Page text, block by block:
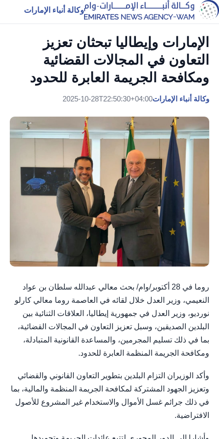
وكالة أنباء الإمارات
الإمارات وإيطاليا تبحثان تعزيز
التعاون في المجالات القضائية
ومكافحة الجريمة العابرة للحدود
وكالة أنباء الإمارات2025-10-28T22:50:30+04:00
روما في 28 أكتوبر/وام/ بحث معالي عبدالله سلطان بن عواد
النعيمي، وزير العدل خلال لقائه في العاصمة روما معالي كارلو
نورديو، وزير العدل في جمهورية إيطاليا، العلاقات الثنائية بين
البلدين الصديقين، وسبل تعزيز التعاون في المجالات القضائية،
بما في ذلك تسليم المجرمين، والمساعدة القانونية المتبادلة،
ومكافحة الجريمة المنظمة العابرة للحدود.
وأكد الوزيران التزام البلدين بتطوير التعاون القانوني والقضائي
وتعزيز الجهود المشتركة لمكافحة الجريمة المنظمة والمالية، بما
في ذلك جرائم غسل الأموال والاستخدام غير المشروع للأصول
الافتراضية.